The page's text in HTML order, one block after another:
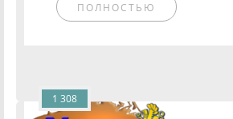
ПОЛНОСТЬЮ
1 308